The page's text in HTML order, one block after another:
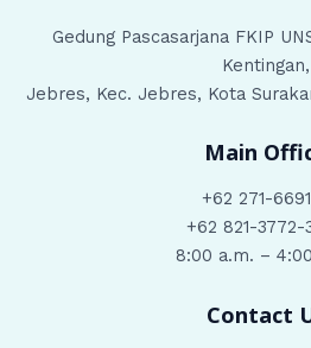
Gedung Pascasarjana FKIP
Kentingan,
Jebres, Kec. Jebres, Kota
Main
+62 271-
+62 821-3772-
8:00 a.m. –
Contact